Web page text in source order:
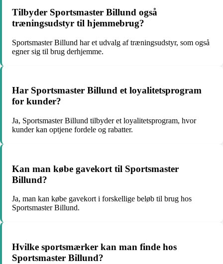
Tilbyder Sportsmaster Billund også
træningsudstyr til hjemmebrug?
Sportsmaster Billund har et udvalg af træningsudstyr, som også
egner sig til brug derhjemme.
Har Sportsmaster Billund et loyalitetsprogram
for kunder?
Ja, Sportsmaster Billund tilbyder et loyalitetsprogram, hvor
kunder kan optjene fordele og rabatter.
Kan man købe gavekort til Sportsmaster
Billund?
Ja, man kan købe gavekort i forskellige beløb til brug hos
Sportsmaster Billund.
Hvilke sportsmærker kan man finde hos
Sportsmaster Billund?